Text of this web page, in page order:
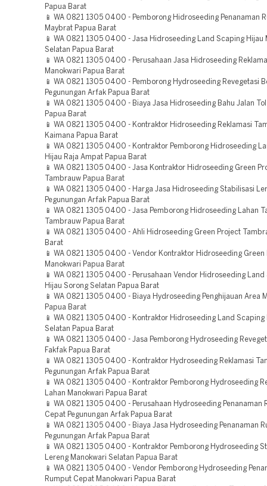
Papua Barat
📱 WA 0821 1305 0400 - Pemborong Hidroseeding Penanaman
Maybrat Papua Barat
📱 WA 0821 1305 0400 - Jasa Hidroseeding Land Scaping Hijau
Selatan Papua Barat
📱 WA 0821 1305 0400 - Perusahaan Jasa Hidroseeding
Manokwari Papua Barat
📱 WA 0821 1305 0400 - Pemborong Hydroseeding Revegetasi
Pegunungan Arfak Papua Barat
📱 WA 0821 1305 0400 - Biaya Jasa Hidroseeding Bahu Jalan
Papua Barat
📱 WA 0821 1305 0400 - Kontraktor Hidroseeding Reklamasi
Kaimana Papua Barat
📱 WA 0821 1305 0400 - Kontraktor Pemborong Hidroseeding
Hijau Raja Ampat Papua Barat
📱 WA 0821 1305 0400 - Jasa Kontraktor Hidroseeding Green
Tambrauw Papua Barat
📱 WA 0821 1305 0400 - Harga Jasa Hidroseeding Stabilisasi
Pegunungan Arfak Papua Barat
📱 WA 0821 1305 0400 - Jasa Pemborong Hidroseeding Lahan
Tambrauw Papua Barat
📱 WA 0821 1305 0400 - Ahli Hidroseeding Green Project
Barat
📱 WA 0821 1305 0400 - Vendor Kontraktor Hidroseeding Green
Manokwari Papua Barat
📱 WA 0821 1305 0400 - Perusahaan Vendor Hidroseeding Land
Hijau Sorong Selatan Papua Barat
📱 WA 0821 1305 0400 - Biaya Hydroseeding Penghijauan Area
Papua Barat
📱 WA 0821 1305 0400 - Kontraktor Hidroseeding Land Scaping
Selatan Papua Barat
📱 WA 0821 1305 0400 - Jasa Pemborong Hydroseeding
Fakfak Papua Barat
📱 WA 0821 1305 0400 - Kontraktor Hydroseeding Reklamasi
Pegunungan Arfak Papua Barat
📱 WA 0821 1305 0400 - Kontraktor Pemborong Hydroseeding
Lahan Manokwari Papua Barat
📱 WA 0821 1305 0400 - Perusahaan Hydroseeding Penanaman
Cepat Pegunungan Arfak Papua Barat
📱 WA 0821 1305 0400 - Biaya Jasa Hydroseeding Penanaman
Pegunungan Arfak Papua Barat
📱 WA 0821 1305 0400 - Kontraktor Pemborong Hydroseeding
Lereng Manokwari Selatan Papua Barat
📱 WA 0821 1305 0400 - Vendor Pemborong Hydroseeding
Rumput Cepat Manokwari Papua Barat